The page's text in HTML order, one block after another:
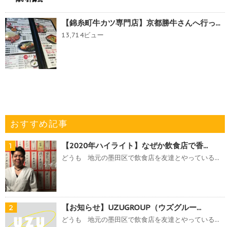
【錦糸町牛カツ専門店】京都勝牛さんへ行っ...
13,714ビュー
おすすめ記事
1 【2020年ハイライト】なぜか飲食店で香...
どうも 地元の墨田区で飲食店を友達とやっている...
2 【お知らせ】UZUGROUP（ウズグルー...
どうも 地元の墨田区で飲食店を友達とやっている...